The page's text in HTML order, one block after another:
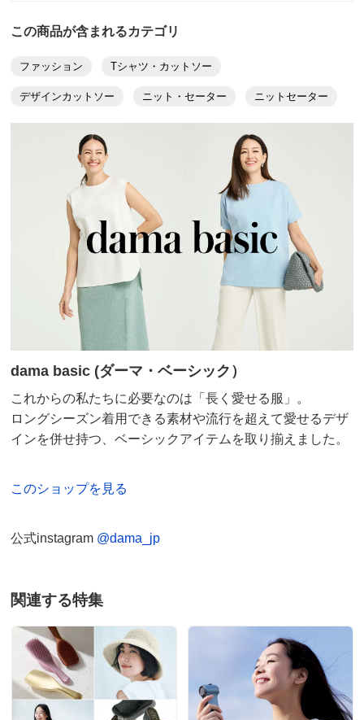
ゆき丈 74
襟天幅 13.5 14.5 15.5
襟前下がり 6.5 7 7.5
襟後下がり
1.7
襟天幅（外） 17 18
裾幅 32 35
サイズ表記について（ファッション） 商品の測定について
商品の特徴
が、とても滑らかで気持ちが良く着心地抜群です。色も
ルーネックの形も大変素敵です。
一年を通して、このようなベーシックなプルオーバーは
ブラックも購入しました。
すべての口コミを見る
この商品が含まれるカテゴリ
ファッション Tシャツ・カットソー
デザインカットソー ニット・セーター ニットセーター
dama basic (ダーマ・ベーシック）
これからの私たちに必要なのは「長く愛せる服」。
ロングシーズン着用できる素材や流行を超えて愛せるデザ
インを併せ持つ、ベーシックアイテムを取り揃えました。
このショップを見る
公式instagram @dama_jp
関連する特集